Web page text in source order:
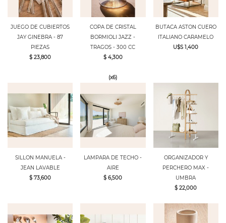
JUEGO DE CUBIERTOS
JAY GINEBRA - 87
PIEZAS
$ 23,800
COPA DE CRISTAL
BORMIOLI JAZZ -
TRAGOS - 300 CC
$ 4,300
(x6)
BUTACA ASTON CUERO
ITALIANO CARAMELO
U$S 1,400
SILLON MANUELA -
JEAN LAVABLE
$ 73,600
LAMPARA DE TECHO -
AIRE
$ 6,500
ORGANIZADOR Y
PERCHERO MAX -
UMBRA
$ 22,000